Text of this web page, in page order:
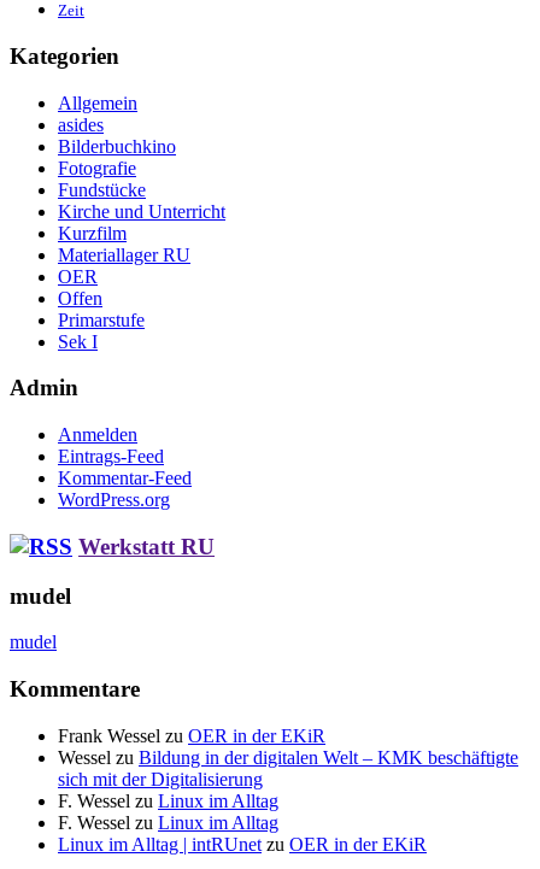
Zeit
Kategorien
Allgemein
asides
Bilderbuchkino
Fotografie
Fundstücke
Kirche und Unterricht
Kurzfilm
Materiallager RU
OER
Offen
Primarstufe
Sek I
Admin
Anmelden
Eintrags-Feed
Kommentar-Feed
WordPress.org
Werkstatt RU
mudel
mudel
Kommentare
Frank Wessel zu OER in der EKiR
Wessel zu Bildung in der digitalen Welt – KMK beschäftigte
sich mit der Digitalisierung
F. Wessel zu Linux im Alltag
F. Wessel zu Linux im Alltag
Linux im Alltag | intRUnet zu OER in der EKiR